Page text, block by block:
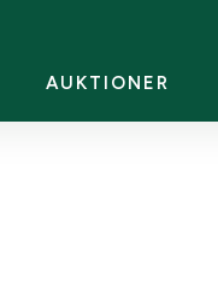
AUKTIONER